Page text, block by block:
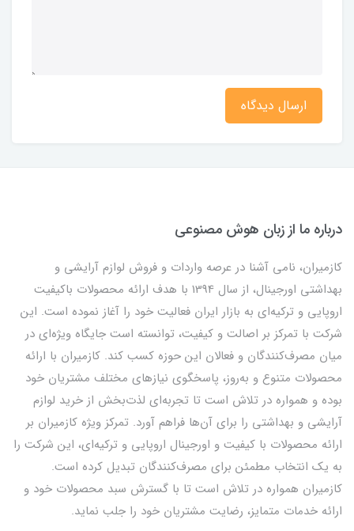
ارسال دیدگاه
درباره ما از زبان هوش مصنوعی
کازمیران، نامی آشنا در عرصه واردات و فروش لوازم آرایشی و
بهداشتی اورجینال، از سال 1394 با هدف ارائه محصولات باکیفیت
اروپایی و ترکیه‌ای به بازار ایران فعالیت خود را آغاز نموده است. این
شرکت با تمرکز بر اصالت و کیفیت، توانسته است جایگاه ویژه‌ای در
میان مصرف‌کنندگان و فعالان این حوزه کسب کند. کازمیران با ارائه
محصولات متنوع و به‌روز، پاسخگوی نیازهای مختلف مشتریان خود
بوده و همواره در تلاش است تا تجربه‌ای لذت‌بخش از خرید لوازم
آرایشی و بهداشتی را برای آن‌ها فراهم آورد. تمرکز ویژه کازمیران بر
ارائه محصولات با کیفیت و اورجینال اروپایی و ترکیه‌ای، این شرکت را
به یک انتخاب مطمئن برای مصرف‌کنندگان تبدیل کرده است.
کازمیران همواره در تلاش است تا با گسترش سبد محصولات خود و
ارائه خدمات متمایز، رضایت مشتریان خود را جلب نماید.